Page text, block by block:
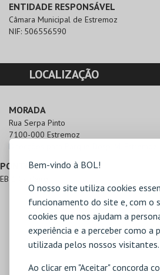
Bem-vindo à BOL!
O nosso site utiliza cookies
funcionamento do site e, com o
cookies que nos ajudam a
experiência e a perceber como a
utilizada pelos nossos visitantes.
Ao clicar em "Aceitar" concorda
ENTIDADE RESPONSÁVEL
Câmara Municipal de Estremoz
NIF: 506556590
LOCALIZAÇÃO
MORADA
Rua Serpa Pinto
7100-000 Estremoz
Direcções para Parque Desp. M. Estremoz
PONTOS DE REFERÊNCIA
EB 1 Caldeiro